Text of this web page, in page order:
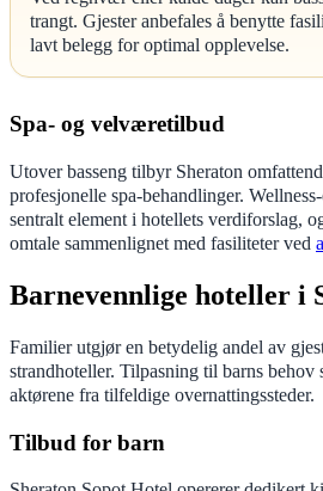
trangt. Gjester anbefales å benytte
lavt belegg for optimal opplevelse.
Spa- og velværetilbud
Utover basseng tilbyr Sheraton
profesjonelle spa-behandlinger.
sentralt element i hotellets verdiforslag,
omtale sammenlignet med fasiliteter ved
Barnevennlige hoteller i
Familier utgjør en betydelig andel av
strandhoteller. Tilpasning til barns
aktørene fra tilfeldige overnattingssteder.
Tilbud for barn